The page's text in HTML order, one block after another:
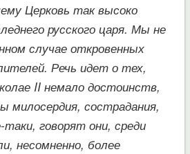
Церковь так высоко
русского царя. Мы не
случае откровенных
Речь идет о тех,
II немало достоинств,
милосердия, сострадания,
говорят они, среди
несомненно, более